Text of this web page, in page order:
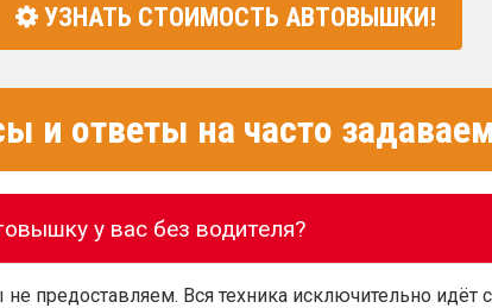
УЗНАТЬ СТОИМОСТЬ АВТОВЫШКИ!
и ответы на часто
у вас без водителя?
предоставляем. Вся техника исключительно идёт